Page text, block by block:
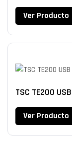
Ver Producto
TSC TE200 USB
Ver Producto